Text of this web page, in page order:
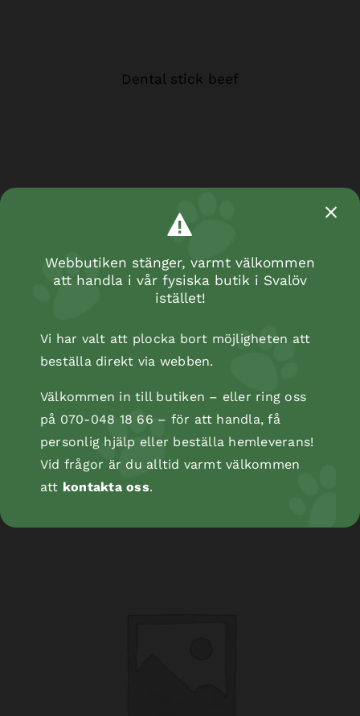
Dental stick beef
Kopåse
Webbutiken stänger, varmt välkommen
att handla i vår fysiska butik i Svalöv
istället!
Vi har valt att plocka bort möjligheten att
beställa direkt via webben.
Välkommen in till butiken – eller ring oss
på 070-048 18 66 – för att handla, få
personlig hjälp eller beställa hemleverans!
Vid frågor är du alltid varmt välkommen
att kontakta oss.